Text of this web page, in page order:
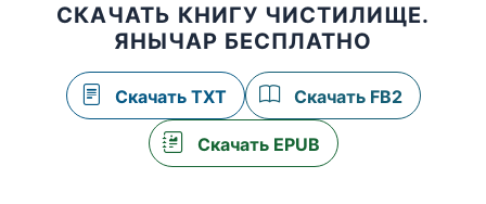
СКАЧАТЬ КНИГУ ЧИСТИЛИЩЕ.
ЯНЫЧАР БЕСПЛАТНО
Скачать TXT Скачать FB2
Скачать EPUB